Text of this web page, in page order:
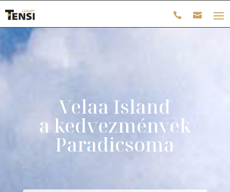
Velaa Island
a kedvezmények
Paradicsoma